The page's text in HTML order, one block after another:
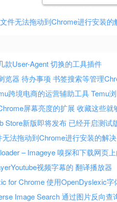
件无法拖动到Chrome进行安装的
款User-Agent 切换的工具插件
览器 待办事项 书签搜索等管理
跨境电商的运营辅助工具 Temu
屏幕亮度的扩展 收藏这些就
Store新版即将发布 已经开启测试
法拖动到Chrome进行安装的解
– Imageye 嗅探和下载网页
视频字幕的 翻译播放器
for Chrome 使用OpenDyslexic字
Image Search 通过图片反向